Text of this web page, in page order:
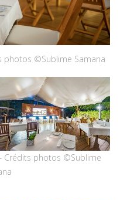
photos ©Sublime Samana
Crédits photos ©Sublime